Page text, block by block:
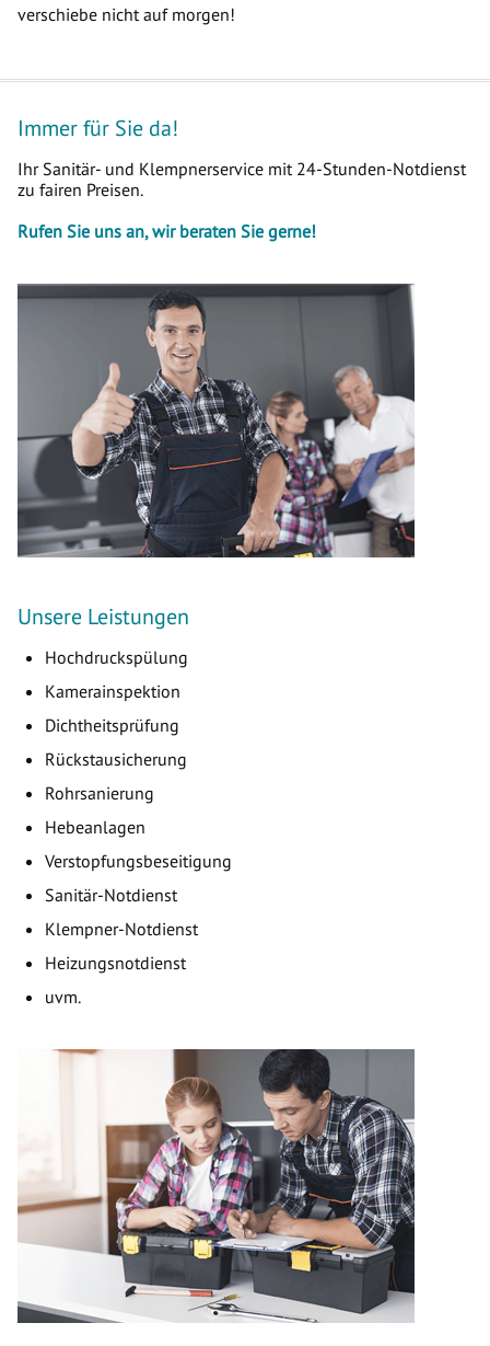
verschiebe nicht auf morgen!
Immer für Sie da!
Ihr Sanitär- und Klempnerservice mit 24-Stunden-Notdienst
zu fairen Preisen.
Rufen Sie uns an, wir beraten Sie gerne!
Unsere Leistungen
Hochdruckspülung
Kamerainspektion
Dichtheitsprüfung
Rückstausicherung
Rohrsanierung
Hebeanlagen
Verstopfungsbeseitigung
Sanitär-Notdienst
Klempner-Notdienst
Heizungsnotdienst
uvm.